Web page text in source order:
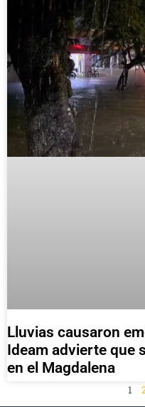
Lluvias causaron
Ideam advierte que
en el Magdalena
1